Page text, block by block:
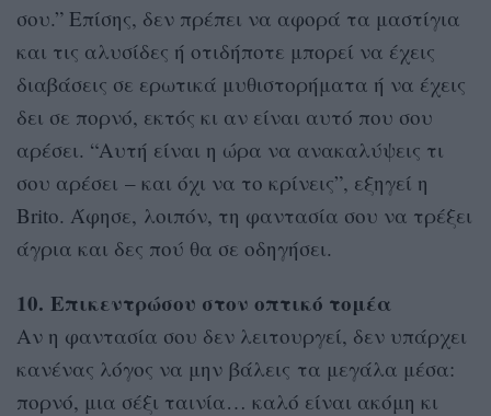
σου.” Επίσης, δεν πρέπει να αφορά τα μαστίγια
και τις αλυσίδες ή οτιδήποτε μπορεί να έχεις
διαβάσεις σε ερωτικά μυθιστορήματα ή να έχεις
δει σε πορνό, εκτός κι αν είναι αυτό που σου
αρέσει. “Αυτή είναι η ώρα να ανακαλύψεις τι
σου αρέσει – και όχι να το κρίνεις”, εξηγεί η
Brito. Άφησε, λοιπόν, τη φαντασία σου να τρέξει
άγρια ​​και δες πού θα σε οδηγήσει.
10. Επικεντρώσου στον οπτικό τομέα
Αν η φαντασία σου δεν λειτουργεί, δεν υπάρχει
κανένας λόγος να μην βάλεις τα μεγάλα μέσα:
πορνό, μια σέξι ταινία… καλό είναι ακόμη κι